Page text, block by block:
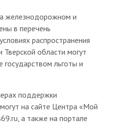
железнодорожном и
в перечень
распространения
Тверской области могут
государством льготы и
поддержки
на сайте Центра «Мой
а также на портале